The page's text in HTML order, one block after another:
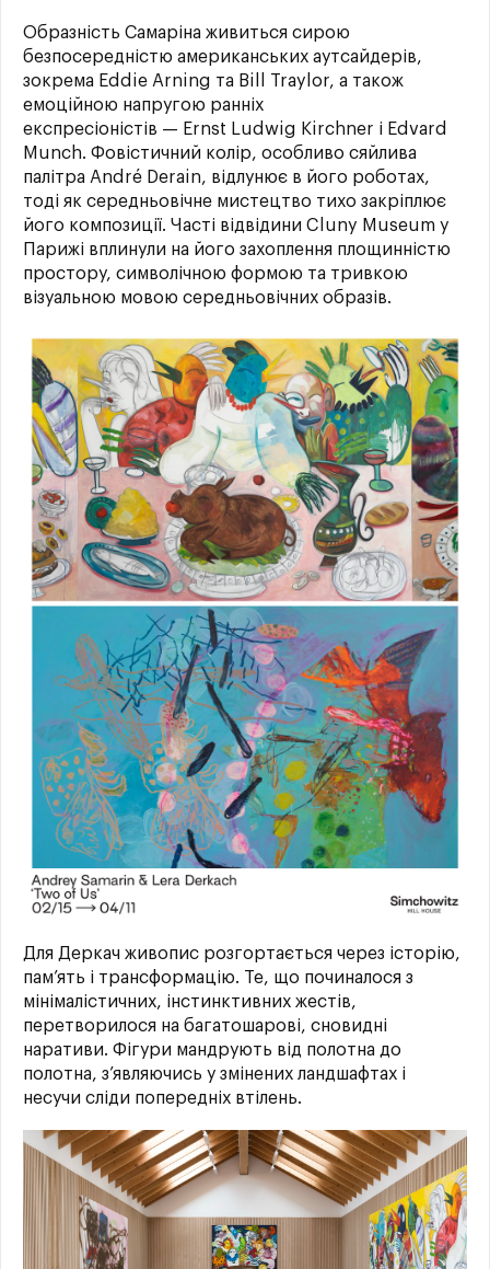
Образність Самаріна живиться сирою
безпосередністю американських аутсайдерів,
зокрема Eddie Arning та Bill Traylor, а також
емоційною напругою ранніх
експресіоністів — Ernst Ludwig Kirchner і Edvard
Munch. Фовістичний колір, особливо сяйлива
палітра André Derain, відлунює в його роботах,
тоді як середньовічне мистецтво тихо закріплює
його композиції. Часті відвідини Cluny Museum у
Парижі вплинули на його захоплення площинністю
простору, символічною формою та тривкою
візуальною мовою середньовічних образів.
Для Деркач живопис розгортається через історію,
пам’ять і трансформацію. Те, що починалося з
мінімалістичних, інстинктивних жестів,
перетворилося на багатошарові, сновидні
наративи. Фігури мандрують від полотна до
полотна, з’являючись у змінених ландшафтах і
несучи сліди попередніх втілень.